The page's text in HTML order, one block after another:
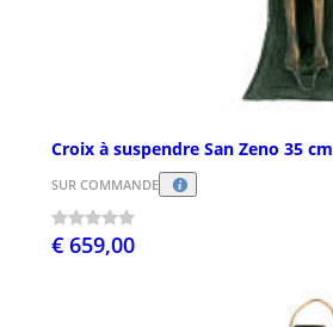
Croix à suspendre San Zeno 35 cm
SUR COMMANDE
€ 659,00